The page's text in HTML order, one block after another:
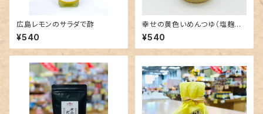
広島レモンのサラダで酢
¥540
幸せの黄色いめんつゆ（塩麹仕
立て）
¥540